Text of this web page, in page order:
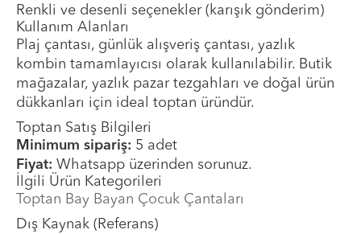
Renkli ve desenli seçenekler (karışık gönderim)
Kullanım Alanları
Plaj çantası, günlük alışveriş çantası, yazlık
kombin tamamlayıcısı olarak kullanılabilir. Butik
mağazalar, yazlık pazar tezgahları ve doğal ürün
dükkanları için ideal toptan üründür.
Toptan Satış Bilgileri
Minimum sipariş: 5 adet
Fiyat: Whatsapp üzerinden sorunuz.
İlgili Ürün Kategorileri
Toptan Bay Bayan Çocuk Çantaları
Dış Kaynak (Referans)